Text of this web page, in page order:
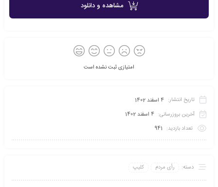
مشاهده و دانلود
امتیازی ثبت نشده است
تاریخ انتشار: 4 اسفند 1402
آخرین بروزرسانی: 4 اسفند 1402
تعداد بازدید: 941
دسته: رأی مردم کلیپ